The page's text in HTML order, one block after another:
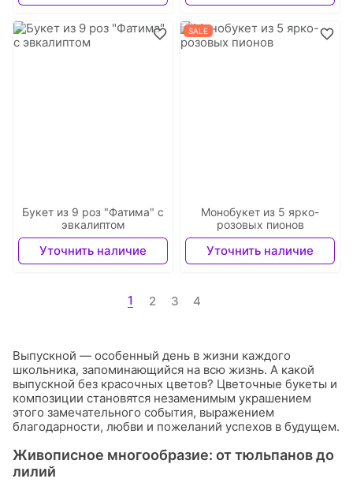
Букет из 9 роз "Фатима" с
эвкалиптом
Уточнить наличие
SALE
Монобукет из 5 ярко-
розовых пионов
Уточнить наличие
1 2 3 4
Выпускной — особенный день в жизни каждого
школьника, запоминающийся на всю жизнь. А какой
выпускной без красочных цветов? Цветочные букеты и
композиции становятся незаменимым украшением
этого замечательного события, выражением
благодарности, любви и пожеланий успехов в будущем.
Живописное многообразие: от тюльпанов до
лилий